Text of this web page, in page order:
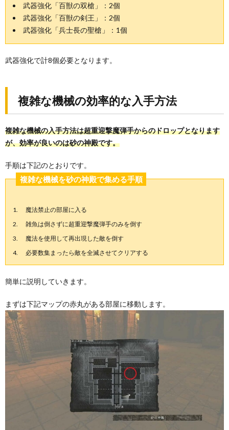
武器強化「百獣の双槍」：2個
武器強化「百獣の剣王」：2個
武器強化「兵士長の聖槍」：1個
武器強化で計8個必要となります。
複雑な機械の効率的な入手方法
複雑な機械の入手方法は超重迎撃魔弾手からのドロップとなります
が、効率が良いのは砂の神殿です。
手順は下記のとおりです。
複雑な機械を砂の神殿で集める手順
魔法禁止の部屋に入る
雑魚は倒さずに超重迎撃魔弾手のみを倒す
魔法を使用して再出現した敵を倒す
必要数集まったら敵を全滅させてクリアする
簡単に説明していきます。
まずは下記マップの赤丸がある部屋に移動します。